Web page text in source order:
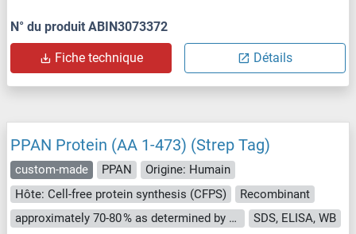
N° du produit ABIN3073372
Fiche technique Détails
PPAN Protein (AA 1-473) (Strep Tag)
custom-made PPAN
Origine: Humain
Hôte: Cell-free protein synthesis (CFPS)
Recombinant
approximately 70-80 % as determined by SDS PAGE, Western Blot and analytical SEC (HPLC).
SDS, ELISA, WB